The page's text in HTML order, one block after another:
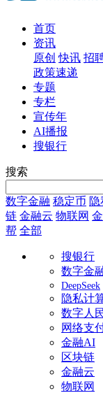
首页
资讯
原创 快讯 招
政策速递
专题
专栏
宣传年
AI播报
搜银行
搜索
数字金融 稳定币
链 金融云 物联网
帮 全部
搜银行
数字金
DeepSeek
隐私计
数字人
网络支
金融AI
区块链
金融云
物联网